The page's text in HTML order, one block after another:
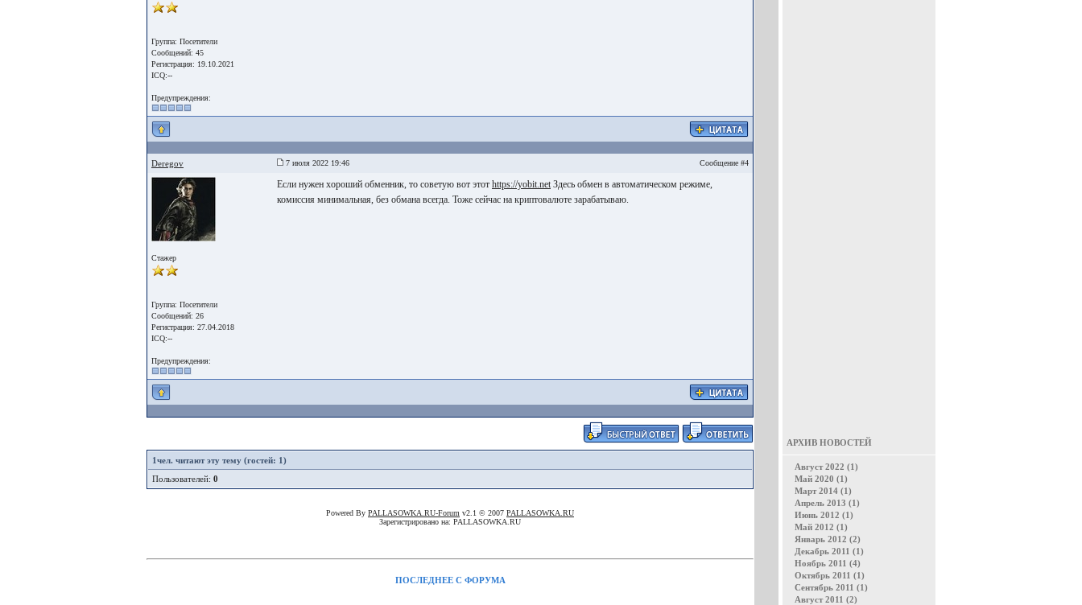
Группа: Посетители
Сообщений: 45
Регистрация: 19.10.2021
ICQ:--
Предупреждения:
Deregov 7 июля 2022 19:46 Сообщение #4
Стажер
Группа: Посетители
Сообщений: 26
Регистрация: 27.04.2018
ICQ:--
Предупреждения:
Если нужен хороший обменник, то советую вот этот https://yobit.netЗдесь обмен в автоматическом режиме,
комиссия минимальная, без обмана всегда. Тоже сейчас на криптовалюте зарабатываю.
1чел. читают эту тему (гостей: 1)
Пользователей: 0
Powered By PALLASOWKA.RU-Forum v2.1 © 2007 PALLASOWKA.RU
Зарегистрировано на: PALLASOWKA.RU
ПОСЛЕДНЕЕ С ФОРУМА
АРХИВ НОВОСТЕЙ
Август 2022 (1)
Май 2020 (1)
Март 2014 (1)
Апрель 2013 (1)
Июнь 2012 (1)
Май 2012 (1)
Январь 2012 (2)
Декабрь 2011 (1)
Ноябрь 2011 (4)
Октябрь 2011 (1)
Сентябрь 2011 (1)
Август 2011 (2)